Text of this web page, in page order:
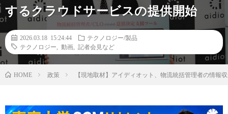
するクラウドサービスの提供開始
2026.03.18 15:24:44
テクノロジー/製品
テクノロジー
動画 記者会見など
HOME 政策 【現地取材】アイディオット、物流統括管理者の情報